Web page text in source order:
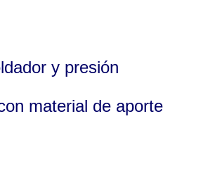
y presión
material de aporte